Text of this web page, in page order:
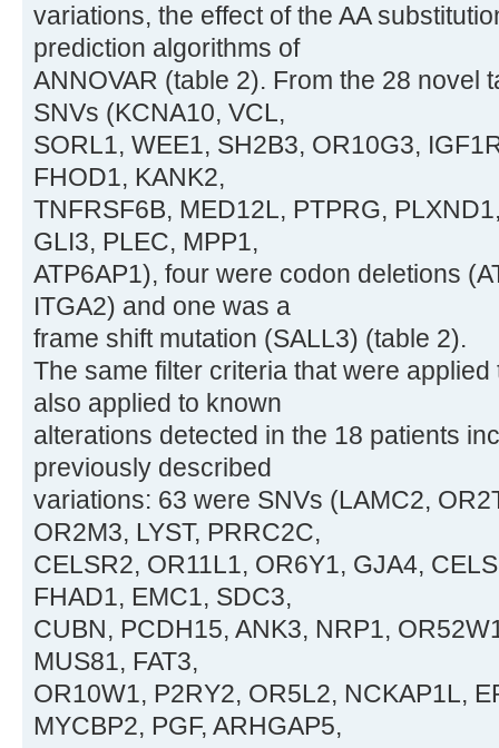
variations, the effect of the AA
prediction algorithms of
ANNOVAR (table 2). From the 28 novel
SNVs (KCNA10, VCL,
SORL1, WEE1, SH2B3, OR10G3,
FHOD1, KANK2,
TNFRSF6B, MED12L, PTPRG,
GLI3, PLEC, MPP1,
ATP6AP1), four were codon deletions
ITGA2) and one was a
frame shift mutation (SALL3) (table 2).
The same filter criteria that were
also applied to known
alterations detected in the 18 patients
previously described
variations: 63 were SNVs (LAMC2,
OR2M3, LYST, PRRC2C,
CELSR2, OR11L1, OR6Y1, GJA4,
FHAD1, EMC1, SDC3,
CUBN, PCDH15, ANK3, NRP1,
MUS81, FAT3,
OR10W1, P2RY2, OR5L2, NCKAP1L,
MYCBP2, PGF, ARHGAP5,